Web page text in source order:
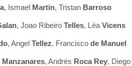
, Ismael Martin, Tristan Barroso
, Joao Ribeiro Telles, Léa Vicens
, Angel Tellez, Francisco de Manuel
Manzanares, Andrés Roca Rey, Diego